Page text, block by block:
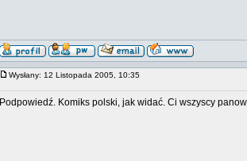
Wysłany: 12 Listopada 2005, 10:35
Podpowiedź. Komiks polski, jak widać. Ci wszyscy